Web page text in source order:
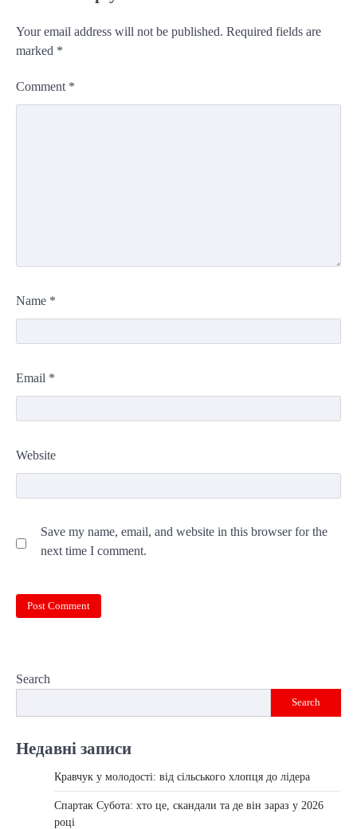
Your email address will not be published. Required fields are
marked *
Comment *
Name *
Email *
Website
Save my name, email, and website in this browser for the
next time I comment.
Search
Search
Недавні записи
Кравчук у молодості: від сільського хлопця до лідера
Спартак Субота: хто це, скандали та де він зараз у 2026
році